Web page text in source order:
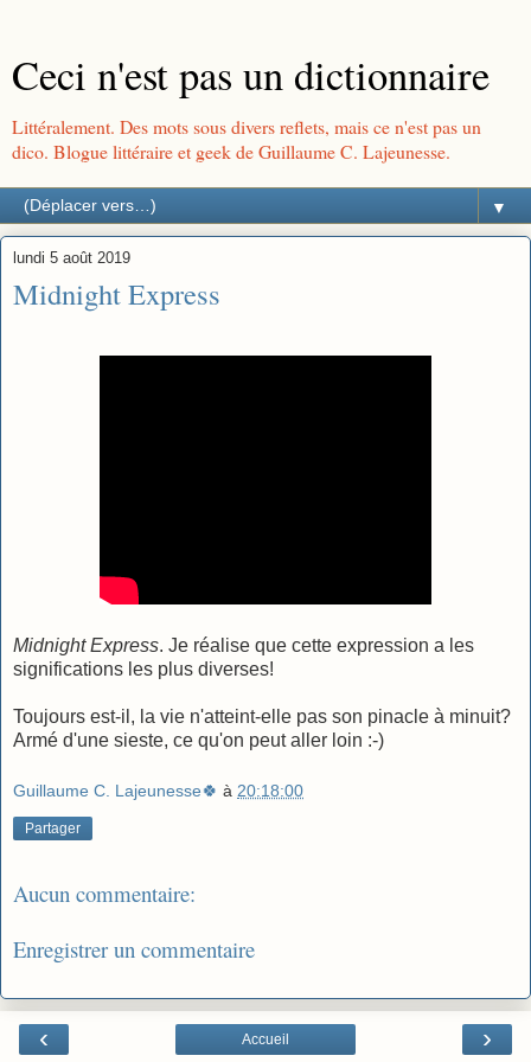
Ceci n'est pas un dictionnaire
Littéralement. Des mots sous divers reflets, mais ce n'est pas un
dico. Blogue littéraire et geek de Guillaume C. Lajeunesse.
▼
lundi 5 août 2019
Midnight Express
Midnight Express. Je réalise que cette expression a les
significations les plus diverses!
Toujours est-il, la vie n'atteint-elle pas son pinacle à minuit?
Armé d'une sieste, ce qu'on peut aller loin :-)
Guillaume C. Lajeunesse🍀 à 20:18:00
Partager
Aucun commentaire:
Enregistrer un commentaire
‹ ›
Accueil